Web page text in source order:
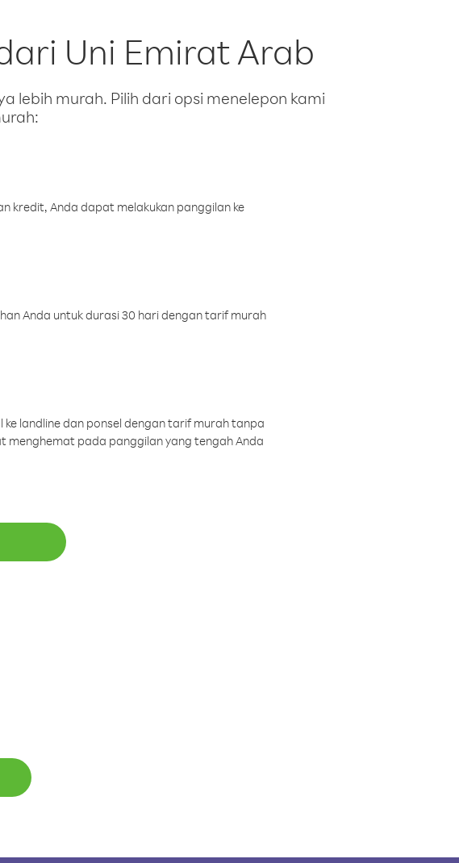
Uni Emirat Arab
lebih murah. Pilih dari opsi menelepon kami
kredit, Anda dapat melakukan panggilan ke
Anda untuk durasi 30 hari dengan tarif murah
landline dan ponsel dengan tarif murah tanpa
menghemat pada panggilan yang tengah Anda